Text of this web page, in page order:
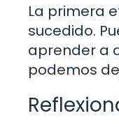
La primera
sucedido.
aprender a
podemos